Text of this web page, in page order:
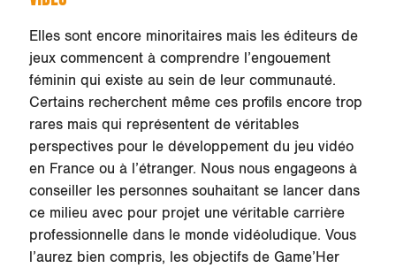
Elles sont encore minoritaires mais les éditeurs de
jeux commencent à comprendre l’engouement
féminin qui existe au sein de leur communauté.
Certains recherchent même ces profils encore trop
rares mais qui représentent de véritables
perspectives pour le développement du jeu vidéo
en France ou à l’étranger. Nous nous engageons à
conseiller les personnes souhaitant se lancer dans
ce milieu avec pour projet une véritable carrière
professionnelle dans le monde vidéoludique. Vous
l’aurez bien compris, les objectifs de Game’Her